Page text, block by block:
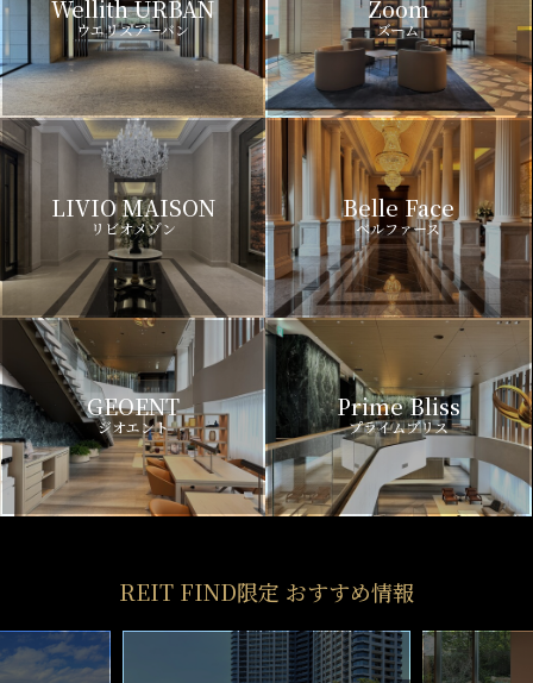
Wellith URBAN
ウエリスアーバン
Zoom
ズーム
LIVIO MAISON
リビオメゾン
Belle Face
ベルファース
GEOENT
ジオエント
Prime Bliss
プライムブリス
REIT FIND限定 おすすめ情報